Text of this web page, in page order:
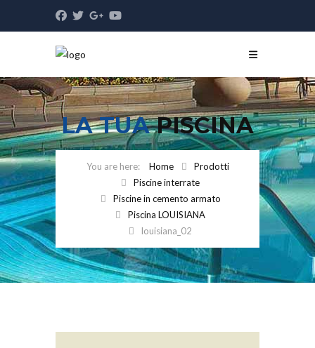
LA TUAPISCINA
Home
Prodotti
Piscine interrate
Piscine in cemento armato
Piscina LOUISIANA
louisiana_02